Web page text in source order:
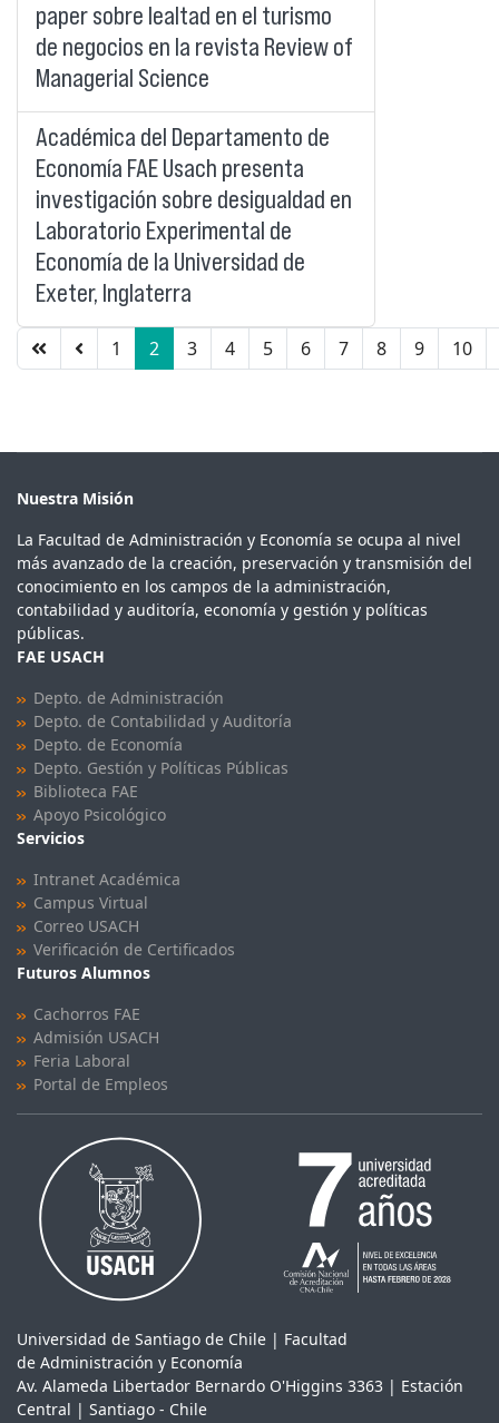
paper sobre lealtad en el turismo
de negocios en la revista Review of
Managerial Science
Académica del Departamento de
Economía FAE Usach presenta
investigación sobre desigualdad en
Laboratorio Experimental de
Economía de la Universidad de
Exeter, Inglaterra
Página 2 de 12
1 2 3 4 5 6 7 8 9 10
Nuestra Misión
La Facultad de Administración y Economía se ocupa al nivel
más avanzado de la creación, preservación y transmisión del
conocimiento en los campos de la administración,
contabilidad y auditoría, economía y gestión y políticas
públicas.
FAE USACH
Depto. de Administración
Depto. de Contabilidad y Auditoría
Depto. de Economía
Depto. Gestión y Políticas Públicas
Biblioteca FAE
Apoyo Psicológico
Servicios
Intranet Académica
Campus Virtual
Correo USACH
Verificación de Certificados
Futuros Alumnos
Cachorros FAE
Admisión USACH
Feria Laboral
Portal de Empleos
Universidad de Santiago de Chile | Facultad
de Administración y Economía
Av. Alameda Libertador Bernardo O'Higgins 3363 | Estación
Central | Santiago - Chile